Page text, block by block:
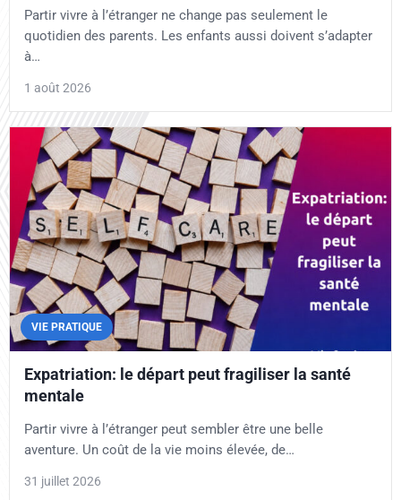
Partir vivre à l’étranger ne change pas seulement le
quotidien des parents. Les enfants aussi doivent s’adapter
à…
1 août 2026
VIE PRATIQUE
Expatriation: le départ peut fragiliser la santé
mentale
Partir vivre à l’étranger peut sembler être une belle
aventure. Un coût de la vie moins élevée, de…
31 juillet 2026